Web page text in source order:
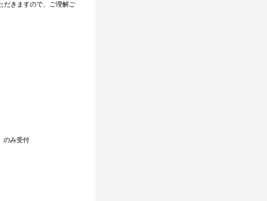
だきますので、ご理解ご
のみ受付